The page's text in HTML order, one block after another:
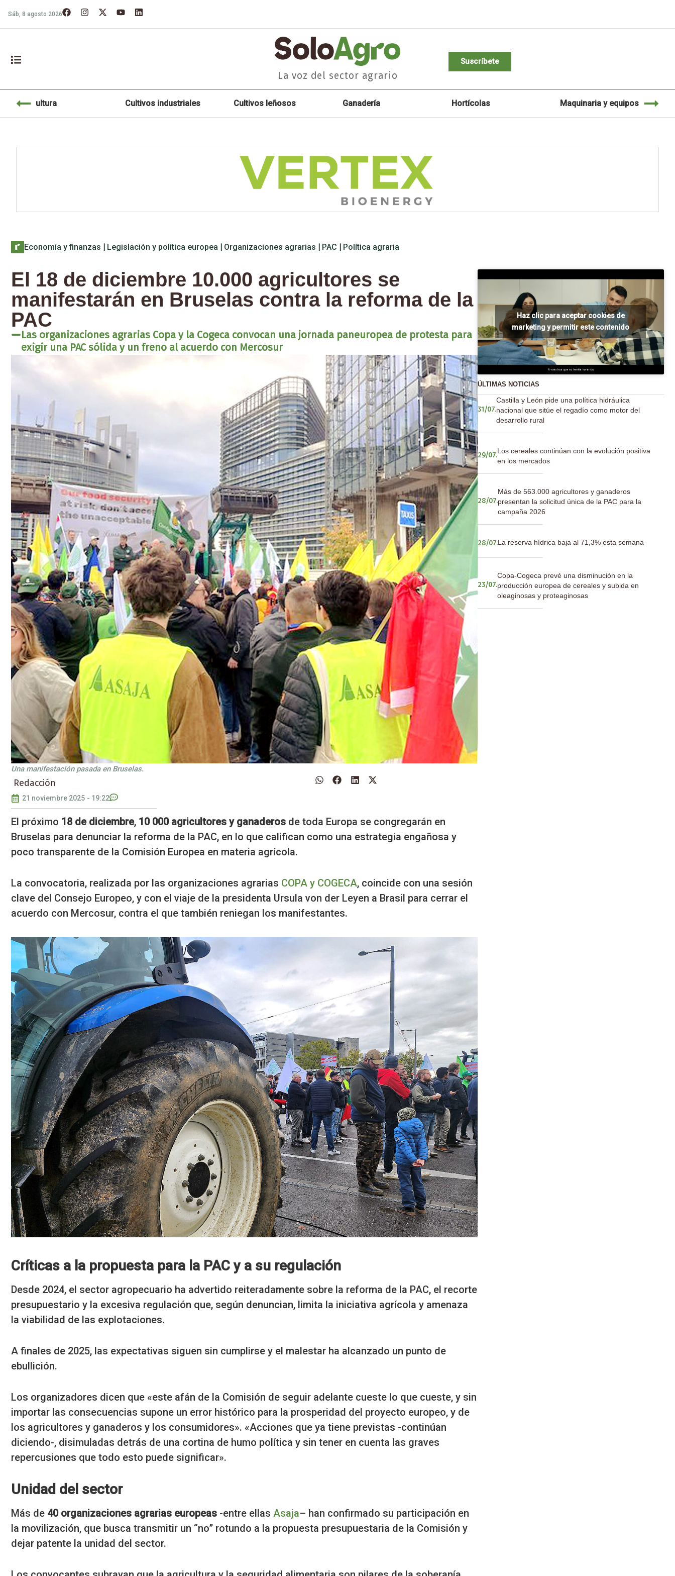
Sáb, 8 agosto 2026
La voz del sector agrario
Suscríbete
Agricultura Cultivos industriales Cultivos leñosos Ganadería Hortícolas Maquinaria y equipos
Economía y finanzas | Legislación y política europea | Organizaciones agrarias | PAC | Política agraria
El 18 de diciembre 10.000 agricultores se
manifestarán en Bruselas contra la reforma de la
PAC
Las organizaciones agrarias Copa y la Cogeca convocan una jornada paneuropea de protesta para
exigir una PAC sólida y un freno al acuerdo con Mercosur
Una manifestación pasada en Bruselas.
Redacción
21 noviembre 2025 - 19:22
El próximo 18 de diciembre, 10 000 agricultores y ganaderos de toda Europa se congregarán en
Bruselas para denunciar la reforma de la PAC, en lo que califican como una estrategia engañosa y
poco transparente de la Comisión Europea en materia agrícola.
La convocatoria, realizada por las organizaciones agrarias COPA y COGECA, coincide con una sesión
clave del Consejo Europeo, y con el viaje de la presidenta Ursula von der Leyen a Brasil para cerrar el
acuerdo con Mercosur, contra el que también reniegan los manifestantes.
Críticas a la propuesta para la PAC y a su regulación
Desde 2024, el sector agropecuario ha advertido reiteradamente sobre la reforma de la PAC, el recorte
presupuestario y la excesiva regulación que, según denuncian, limita la iniciativa agrícola y amenaza
la viabilidad de las explotaciones.
A finales de 2025, las expectativas siguen sin cumplirse y el malestar ha alcanzado un punto de
ebullición.
Los organizadores dicen que «este afán de la Comisión de seguir adelante cueste lo que cueste, y sin
importar las consecuencias supone un error histórico para la prosperidad del proyecto europeo, y de
los agricultores y ganaderos y los consumidores». «Acciones que ya tiene previstas -continúan
diciendo-, disimuladas detrás de una cortina de humo política y sin tener en cuenta las graves
repercusiones que todo esto puede significar».
Unidad del sector
Más de 40 organizaciones agrarias europeas -entre ellas Asaja– han confirmado su participación en
la movilización, que busca transmitir un “no” rotundo a la propuesta presupuestaria de la Comisión y
dejar patente la unidad del sector.
Haz clic para aceptar cookies de
marketing y permitir este contenido
ÚLTIMAS NOTICIAS
31/07.
Castilla y León pide una política hidráulica
nacional que sitúe el regadío como motor del
desarrollo rural
29/07.
Los cereales continúan con la evolución positiva
en los mercados
28/07.
Más de 563.000 agricultores y ganaderos
presentan la solicitud única de la PAC para la
campaña 2026
28/07.La reserva hídrica baja al 71,3% esta semana
23/07.
Copa-Cogeca prevé una disminución en la
producción europea de cereales y subida en
oleaginosas y proteaginosas